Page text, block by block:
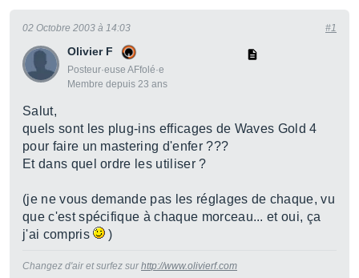
Olivier F
Posteur·euse AFfolé·e
Membre depuis 23 ans
02 Octobre 2003 à 14:03 #1
Salut,
quels sont les plug-ins efficages de Waves Gold 4
pour faire un mastering d'enfer ???
Et dans quel ordre les utiliser ?
(je ne vous demande pas les réglages de chaque, vu
que c'est spécifique à chaque morceau... et oui, ça
j'ai compris
)
Changez d'air et surfez surhttp://www.olivierf.com